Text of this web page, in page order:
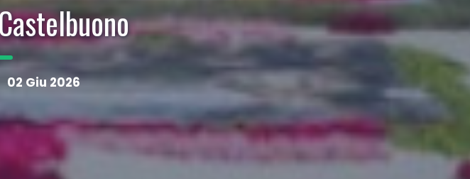
02 Giu 2026